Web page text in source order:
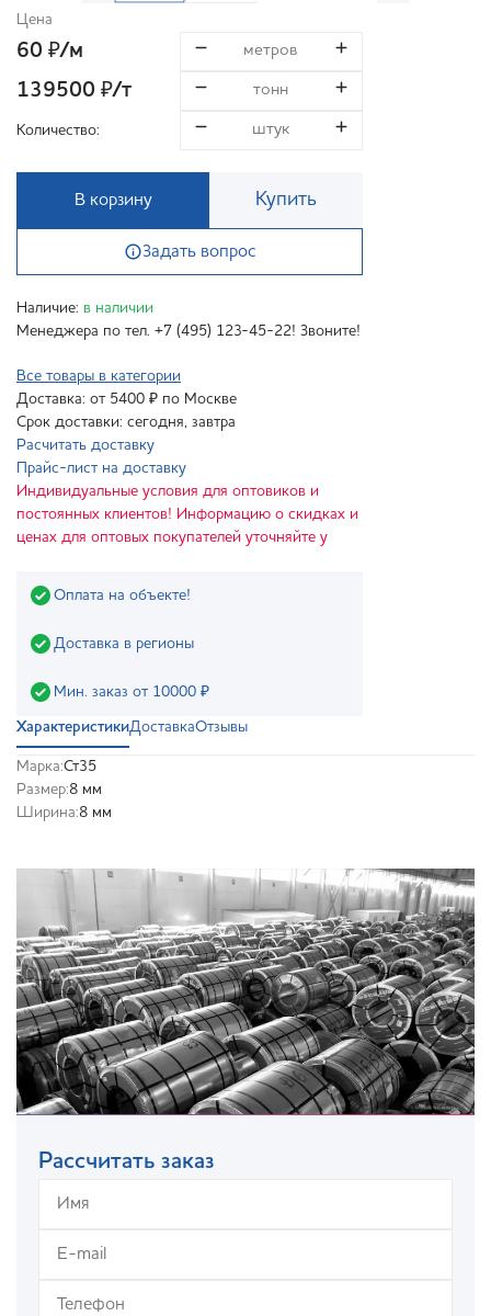
Цена
60 ₽/м
139500 ₽/т
Количество:
В корзину Купить
Задать вопрос
Наличие: в наличии
Менеджера по тел. +7 (495) 123-45-22! Звоните!
Все товары в категории
Доставка: от 5400 ₽ по Москве
Срок доставки: сегодня, завтра
Расчитать доставку
Прайс-лист на доставку
Индивидуальные условия для оптовиков и
постоянных клиентов! Информацию о скидках и
ценах для оптовых покупателей уточняйте у
Оплата на объекте!
Доставка в регионы
Мин. заказ от 10000 ₽
ХарактеристикиДоставкаОтзывы
Марка:Ст35
Размер:8 мм
Ширина:8 мм
Рассчитать заказ